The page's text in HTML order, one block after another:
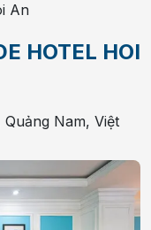
An
HOTEL HOI
Nam, Việt